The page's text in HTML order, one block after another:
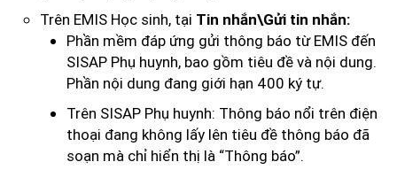
Trên EMIS Học sinh, tại Tin nhắn\Gửi tin nhắn:
Phần mềm đáp ứng gửi thông báo từ EMIS đến
SISAP Phụ huynh, bao gồm tiêu đề và nội dung.
Phần nội dung đang giới hạn 400 ký tự.
Trên SISAP Phụ huynh: Thông báo nổi trên điện
thoại đang không lấy lên tiêu đề thông báo đã
soạn mà chỉ hiển thị là “Thông báo”.